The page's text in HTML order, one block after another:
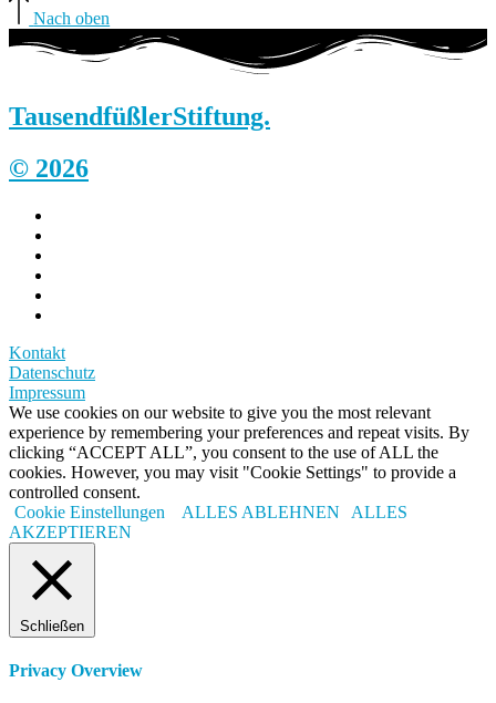
Nach oben
TausendfüßlerStiftung.
© 2026
Kontakt
Datenschutz
Impressum
We use cookies on our website to give you the most relevant
experience by remembering your preferences and repeat visits. By
clicking “ACCEPT ALL”, you consent to the use of ALL the
cookies. However, you may visit "Cookie Settings" to provide a
controlled consent.
Cookie Einstellungen
ALLES ABLEHNEN
ALLES
AKZEPTIEREN
Schließen
Privacy Overview